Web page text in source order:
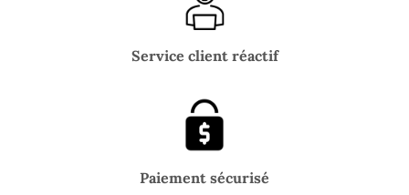
Service client réactif
Paiement sécurisé